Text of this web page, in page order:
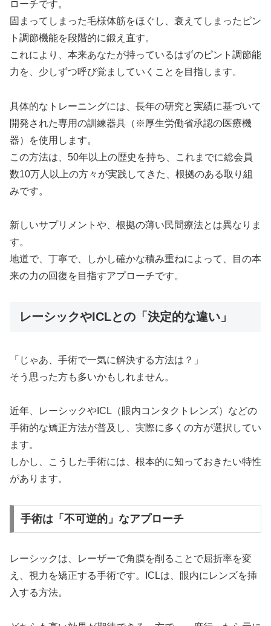
ローチです。
固まってしまった毛様体筋をほぐし、衰えてしまったピン
ト調節機能を段階的に鍛え直す。
これにより、本来あなたが持っているはずのピント調節能
力を、少しずつ呼び覚ましていくことを目指します。
具体的なトレーニングには、長年の研究と実績に基づいて
開発された専用の訓練器具（※厚生労働省承認の医療機
器）を使用します。
この方法は、50年以上の歴史を持ち、これまでに総会員
数10万人以上の方々が実践してきた、根拠のある取り組
みです。
新しいサプリメントや、根拠の薄い民間療法とは異なりま
す。
地道で、丁寧で、しかし確かな積み重ねによって、目の本
来の力の回復を目指すアプローチです。
レーシックやICLとの「決定的な違い」
「じゃあ、手術で一気に解決する方法は？」
そう思った方も多いかもしれません。
近年、レーシックやICL（眼内コンタクトレンズ）などの
手術的な矯正方法が普及し、実際に多くの方が選択してい
ます。
しかし、こうした手術には、根本的に知っておきたい特性
があります。
手術は「不可逆的」なアプローチ
レーシックは、レーザーで角膜を削ることで屈折率を変
え、視力を矯正する手術です。ICLは、眼内にレンズを挿
入する方法。